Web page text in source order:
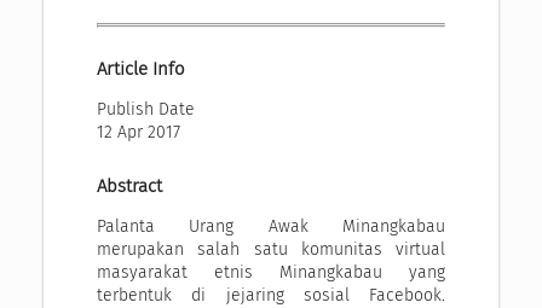
Article Info
Publish Date
12 Apr 2017
Abstract
Palanta Urang Awak Minangkabau
merupakan salah satu komunitas virtual
masyarakat etnis Minangkabau yang
terbentuk di jejaring sosial Facebook.